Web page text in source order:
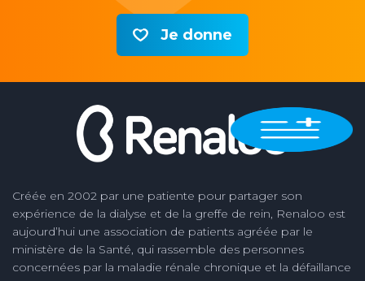
Je donne
Créée en 2002 par une patiente pour partager son
expérience de la dialyse et de la greffe de rein, Renaloo est
aujourd’hui une association de patients agréée par le
ministère de la Santé, qui rassemble des personnes
concernées par la maladie rénale chronique et la défaillance